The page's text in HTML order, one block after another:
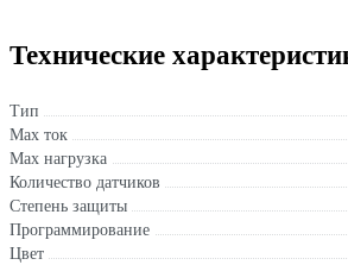
Технические
Тип
Max ток
Max нагрузка
Количество датчиков
Степень защиты
Программирование
Цвет